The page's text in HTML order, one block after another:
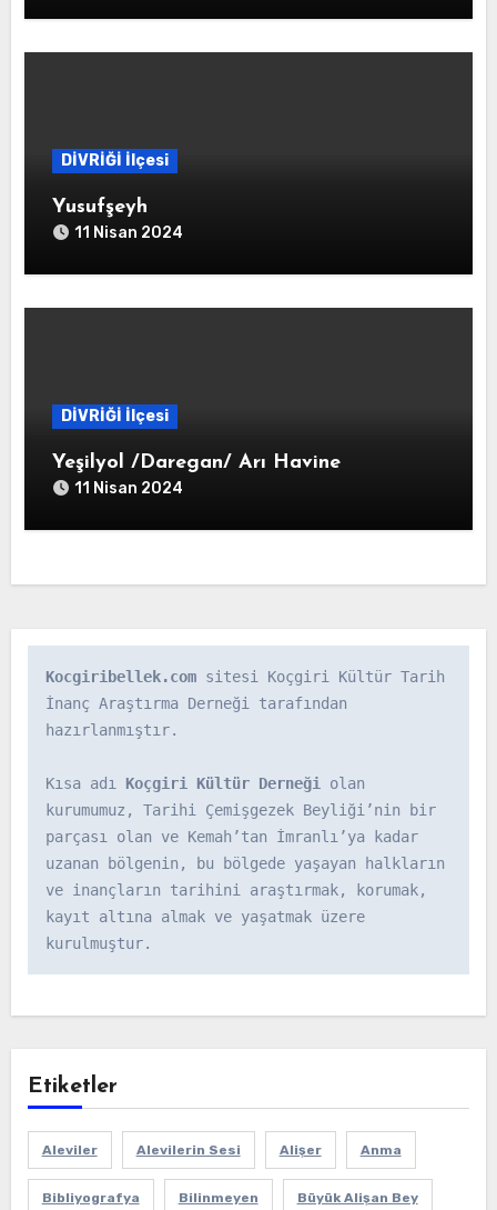
DİVRİĞİ İlçesi
Yusufşeyh
11 Nisan 2024
DİVRİĞİ İlçesi
Yeşilyol /Daregan/ Arı Havine
11 Nisan 2024
Kocgiribellek.com sitesi Koçgiri Kültür Tarih
İnanç Araştırma Derneği tarafından
hazırlanmıştır.
Kısa adı Koçgiri Kültür Derneği olan
kurumumuz, Tarihi Çemişgezek Beyliği’nin bir
parçası olan ve Kemah’tan İmranlı’ya kadar
uzanan bölgenin, bu bölgede yaşayan halkların
ve inançların tarihini araştırmak, korumak,
kayıt altına almak ve yaşatmak üzere
kurulmuştur.
Etiketler
Aleviler Alevilerin Sesi Alişer Anma
Bibliyografya Bilinmeyen Büyük Alişan Bey